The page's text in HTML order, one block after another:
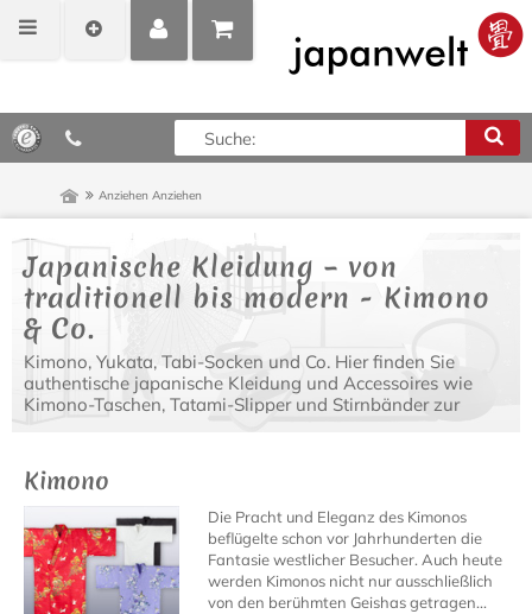
MEIN
POSITIONEN
ANZEIGEN
0,00 €*
AnziehenAnziehen
Japanische Kleidung – von
traditionell bis modern - Kimono
& Co.
Kimono, Yukata, Tabi-Socken und Co. Hier finden Sie
authentische japanische Kleidung und Accessoires wie
Kimono-Taschen, Tatami-Slipper und Stirnbänder zur
Kimono
Die Pracht und Eleganz des Kimonos
beflügelte schon vor Jahrhunderten die
Fantasie westlicher Besucher. Auch heute
werden Kimonos nicht nur ausschließlich
von den berühmten Geishas getragen...